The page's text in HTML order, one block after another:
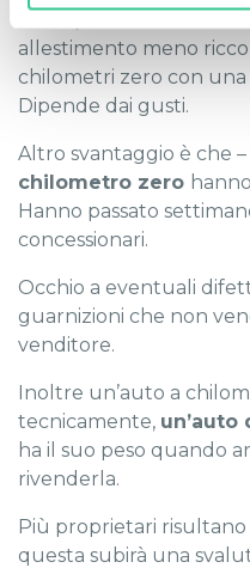
allestimento meno ricco
chilometri zero con
Dipende dai gusti.
Altro svantaggio è che –
chilometro zero
Hanno passato
concessionari.
Occhio a eventuali
guarnizioni che non
venditore.
Inoltre un’auto a
tecnicamente, un’auto
ha il suo peso quando
rivenderla.
Più proprietari
questa subirà una